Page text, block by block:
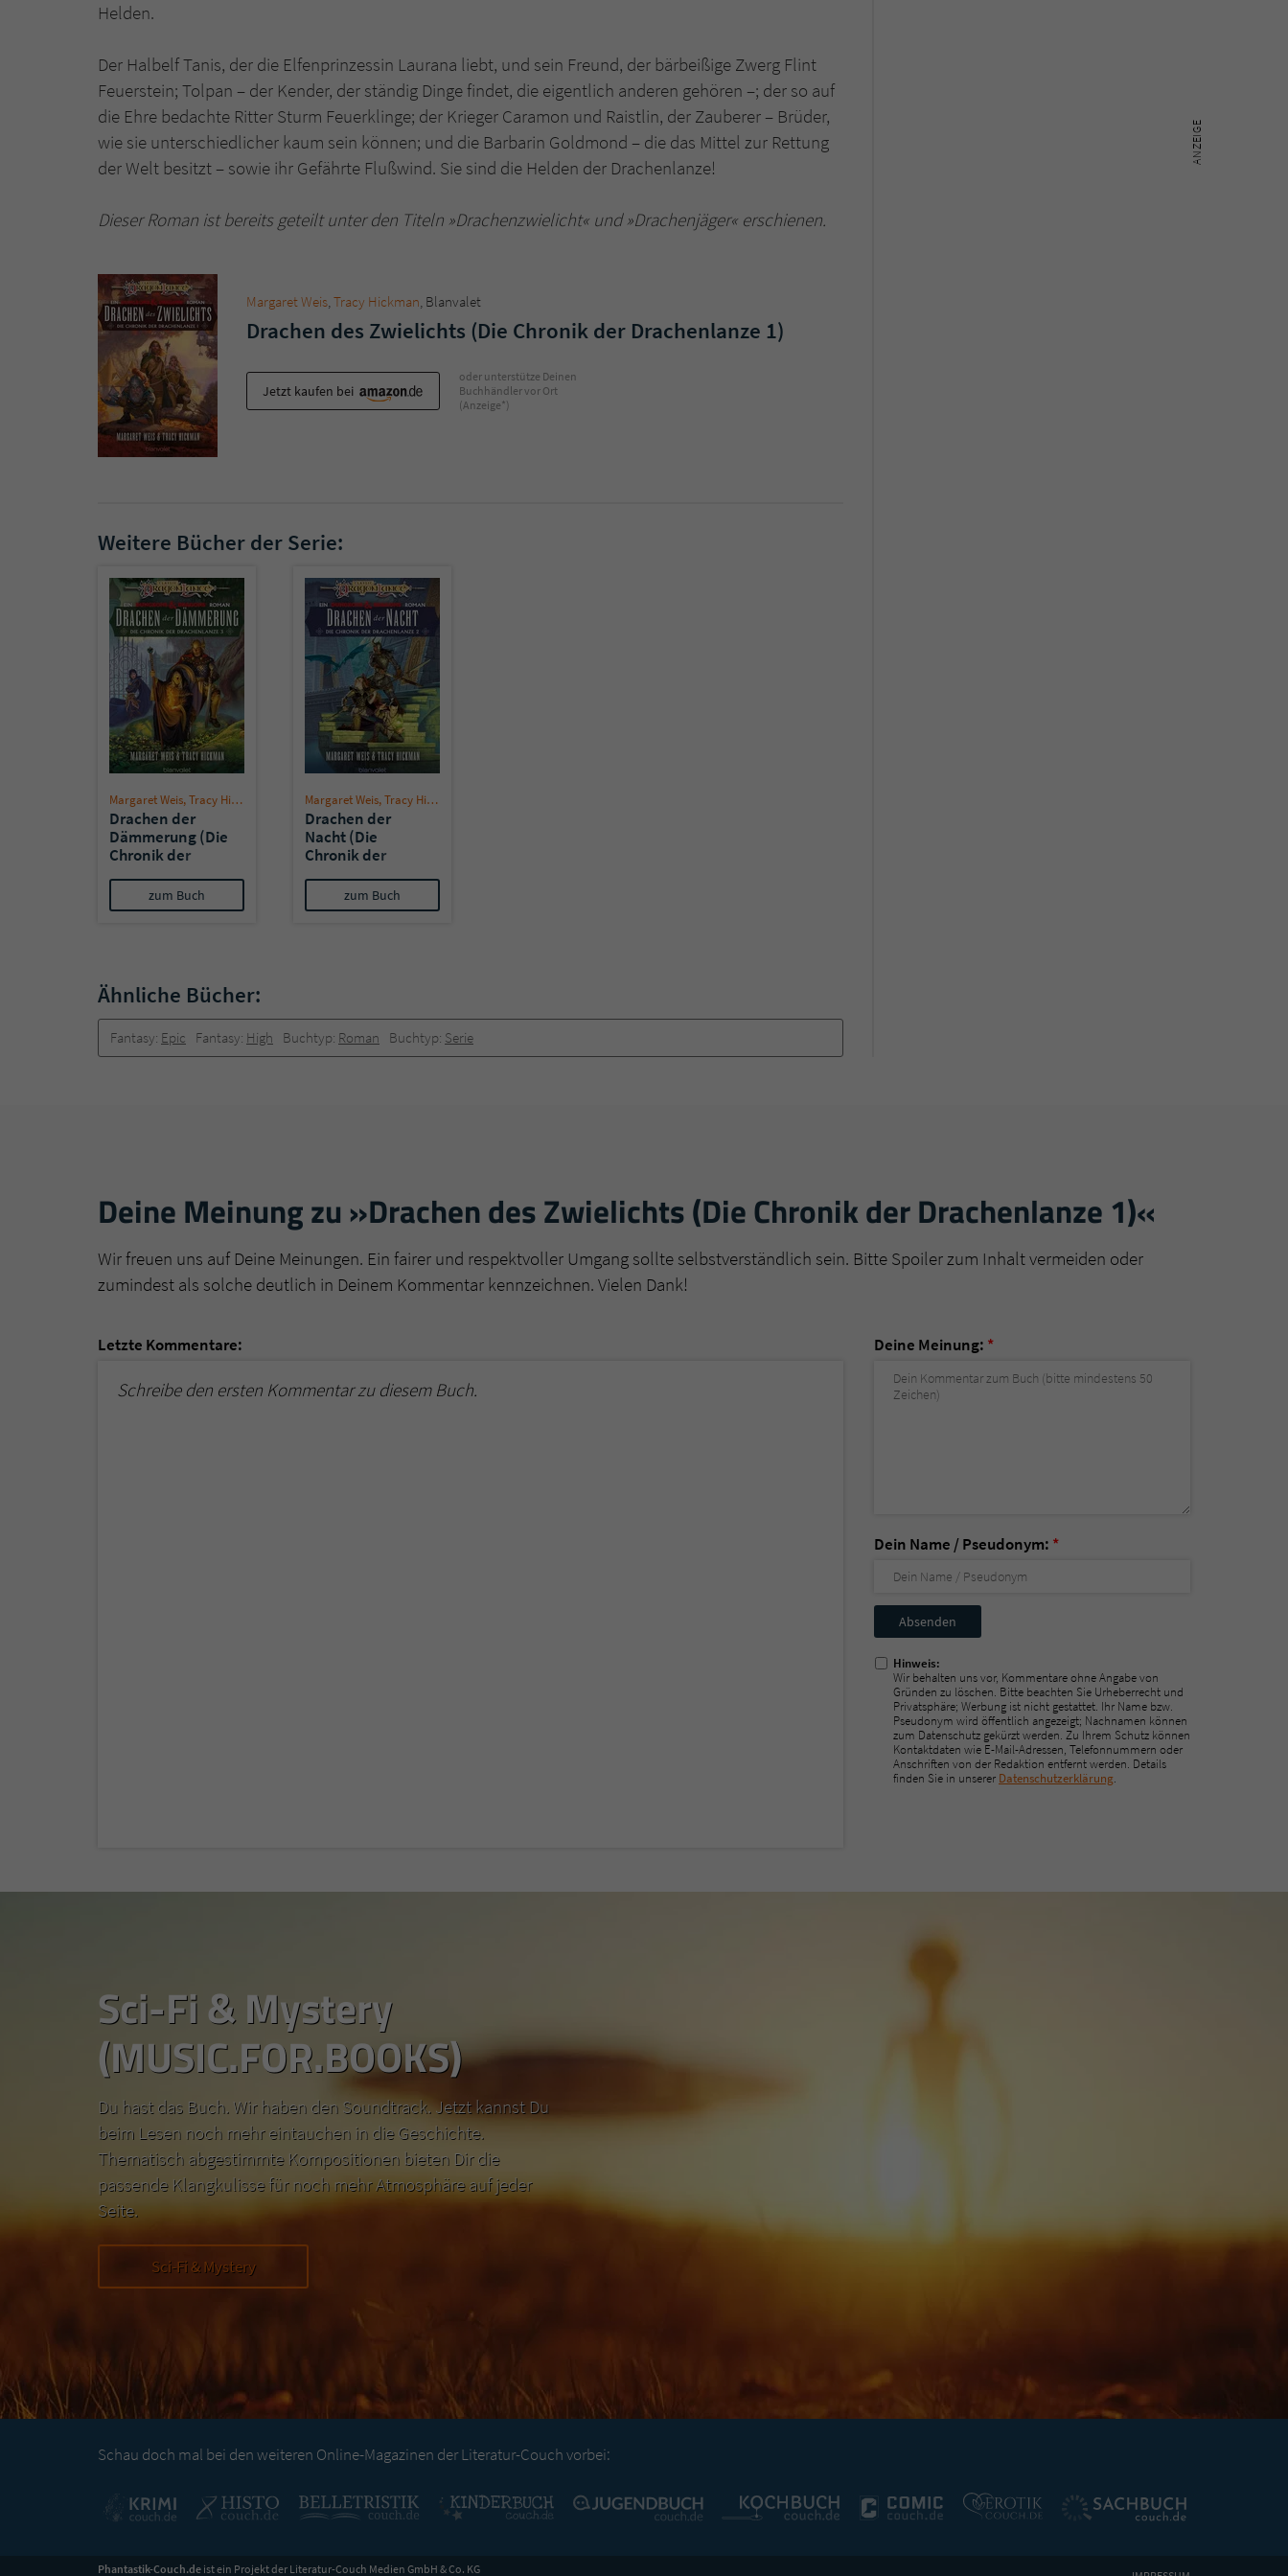
Helden.
Der Halbelf Tanis, der die Elfenprinzessin Laurana liebt, und sein Freund, der bärbeißige Zwerg Flint
Feuerstein; Tolpan – der Kender, der ständig Dinge findet, die eigentlich anderen gehören –; der so auf
die Ehre bedachte Ritter Sturm Feuerklinge; der Krieger Caramon und Raistlin, der Zauberer – Brüder,
wie sie unterschiedlicher kaum sein können; und die Barbarin Goldmond – die das Mittel zur Rettung
der Welt besitzt – sowie ihr Gefährte Flußwind. Sie sind die Helden der Drachenlanze!
Dieser Roman ist bereits geteilt unter den Titeln »Drachenzwielicht« und »Drachenjäger« erschienen.
Margaret Weis,Tracy Hickman, Blanvalet
Drachen des Zwielichts (Die Chronik der Drachenlanze 1)
Jetzt kaufen bei
oder unterstütze Deinen
Buchhändler vor Ort
(Anzeige*)
Weitere Bücher der Serie:
Margaret Weis,Tracy Hickman
Drachen der
Dämmerung (Die
Chronik der
zum Buch
Margaret Weis,Tracy Hickman
Drachen der
Nacht (Die
Chronik der
zum Buch
Ähnliche Bücher:
Fantasy: Epic Fantasy: High Buchtyp: Roman Buchtyp: Serie
Deine Meinung zu »Drachen des Zwielichts (Die Chronik der Drachenlanze 1)«
Wir freuen uns auf Deine Meinungen. Ein fairer und respektvoller Umgang sollte selbstverständlich sein. Bitte Spoiler zum Inhalt vermeiden oder
zumindest als solche deutlich in Deinem Kommentar kennzeichnen. Vielen Dank!
Letzte Kommentare:
Schreibe den ersten Kommentar zu diesem Buch.
Deine Meinung: *
Dein Name / Pseudonym: *
Nicht
ausfüllen!
Hinweis:
Wir behalten uns vor, Kommentare ohne Angabe von
Gründen zu löschen. Bitte beachten Sie Urheberrecht und
Privatsphäre; Werbung ist nicht gestattet. Ihr Name bzw.
Pseudonym wird öffentlich angezeigt; Nachnamen können
zum Datenschutz gekürzt werden. Zu Ihrem Schutz können
Kontaktdaten wie E-Mail-Adressen, Telefonnummern oder
Anschriften von der Redaktion entfernt werden. Details
finden Sie in unserer Datenschutzerklärung.
Sci-Fi & Mystery
(MUSIC.FOR.BOOKS)
Du hast das Buch. Wir haben den Soundtrack. Jetzt kannst Du
beim Lesen noch mehr eintauchen in die Geschichte.
Thematisch abgestimmte Kompositionen bieten Dir die
passende Klangkulisse für noch mehr Atmosphäre auf jeder
Seite.
Sci-Fi & Mystery
Schau doch mal bei den weiteren Online-Magazinen der Literatur-Couch vorbei:
Phantastik-Couch.de ist ein Projekt der Literatur-Couch Medien GmbH & Co. KG
Anbieter Literatur-Couch Medien GmbH & Co. KG
Laufzeit 1 Jahr
Zweck Cookie für Kommentare einzelner Buchtitel
Laufzeit Session
Zweck
Dieses Cookie gewährleistet die Kommunikation der
Webseite mit dem Benutzer. Es wird benötigt um z. B.